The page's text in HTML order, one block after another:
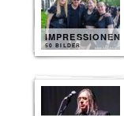
IMPRESSIONEN
50 BILDER